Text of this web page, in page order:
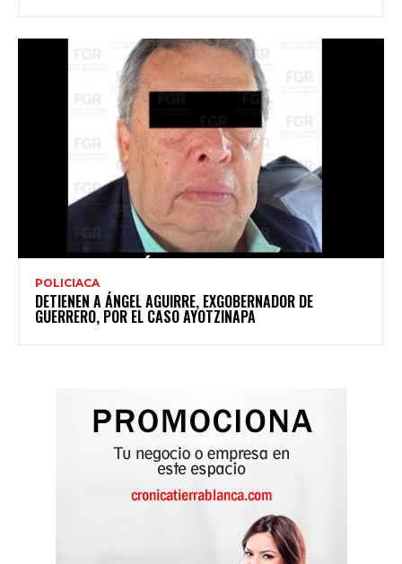
POLICIACA
DETIENEN A ÁNGEL AGUIRRE, EXGOBERNADOR DE
GUERRERO, POR EL CASO AYOTZINAPA